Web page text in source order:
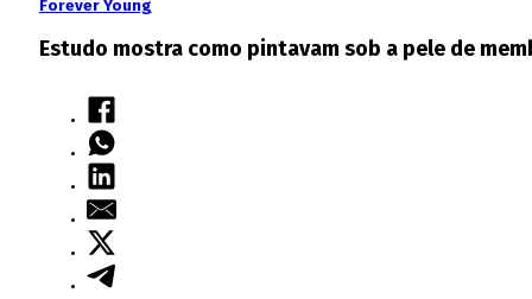
Forever Young
Estudo mostra como pintavam sob a pele de